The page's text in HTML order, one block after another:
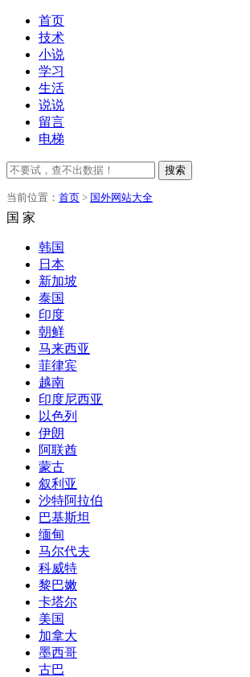
首页
技术
小说
学习
生活
说说
留言
电梯
搜索
当前位置： 首页 > 国外网站大全
国 家
韩国
日本
新加坡
泰国
印度
朝鲜
马来西亚
菲律宾
越南
印度尼西亚
以色列
伊朗
阿联酋
蒙古
叙利亚
沙特阿拉伯
巴基斯坦
缅甸
马尔代夫
科威特
黎巴嫩
卡塔尔
美国
加拿大
墨西哥
古巴